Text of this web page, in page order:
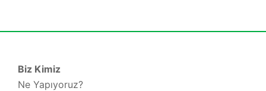
Biz Kimiz
Ne Yapıyoruz?